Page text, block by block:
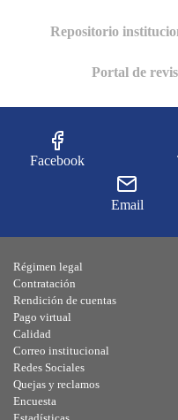
Repositorio
Portal de
Facebook
Email
Régimen legal
Contratación
Rendición de cuentas
Pago virtual
Calidad
Correo institucional
Redes Sociales
Quejas y reclamos
Encuesta